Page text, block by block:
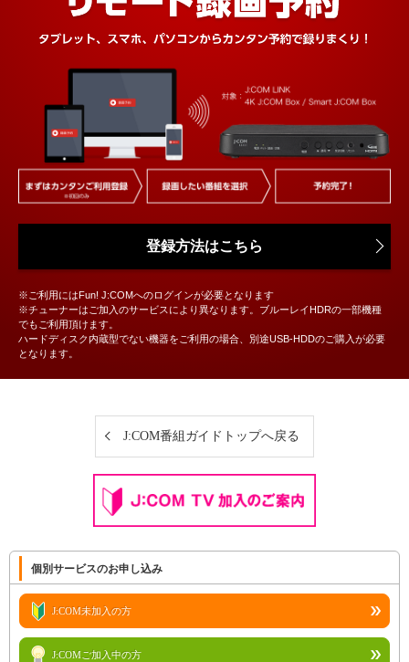
登録方法はこちら
※ご利用にはFun! J:COMへのログインが必要となります
※チューナーはご加入のサービスにより異なります。ブルーレイHDRの一部機種
でもご利用頂けます。
ハードディスク内蔵型でない機器をご利用の場合、別途USB-HDDのご購入が必要
となります。
J:COM番組ガイドトップへ戻る
個別サービスのお申し込み
J:COM未加入の方
J:COMご加入中の方